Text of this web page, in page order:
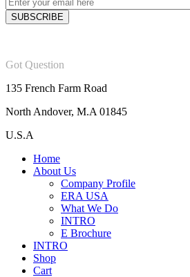
Got Question
135 French Farm Road
North Andover, M.A 01845
U.S.A
Home
About Us
Company Profile
ERA USA
What We Do
INTRO
E Brochure
INTRO
Shop
Cart